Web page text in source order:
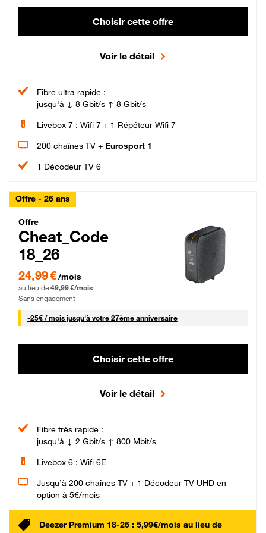
Choisir cette offre
Voir le détail
Fibre ultra rapide :
jusqu'à ↓ 8 Gbit/s ↑ 8 Gbit/s
Livebox 7 : Wifi 7 + 1 Répéteur Wifi 7
200 chaînes TV + Eurosport 1
1 Décodeur TV 6
Offre - 26 ans
Cheat_Code Fibre_18_26
Offre
Cheat_Code
18_26
24,99 € par mois pendant 0 mois puis 49,99 € par mois, Sans engagement
24,99 €/mois
au lieu de 49,99 €/mois
Sans engagement
-25€ / mois25 € par mois
jusqu'à votre 27ème anniversaire
Choisir cette offre
Voir le détail
Fibre très rapide :
jusqu'à ↓ 2 Gbit/s ↑ 800 Mbit/s
Livebox 6 : Wifi 6E
Jusqu’à 200 chaînes TV + 1 Décodeur TV UHD en
option à 5€/mois
Deezer Premium 18-26 : 5,99€/mois au lieu de